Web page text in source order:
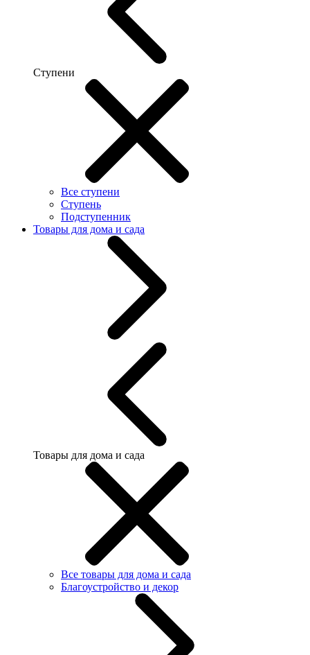
Ступени
Все ступени
Ступень
Подступенник
Товары для дома и сада
Товары для дома и сада
Все товары для дома и сада
Благоустройство и декор